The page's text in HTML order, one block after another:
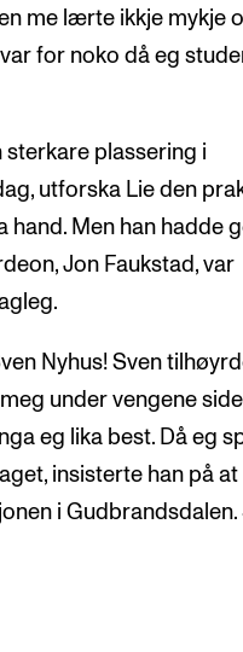
me lærte ikkje mykje
for noko då eg
sterkare plassering i
utforska Lie den
hand. Men han hadde
Jon Faukstad, var
Nyhus! Sven
under vengene
eg lika best. Då eg
insisterte han på at
i Gudbrandsdalen.